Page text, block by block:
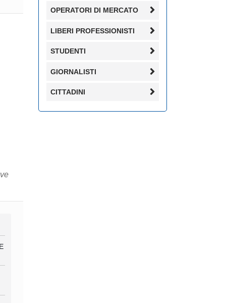
OPERATORI DI MERCATO
LIBERI PROFESSIONISTI
STUDENTI
GIORNALISTI
CITTADINI